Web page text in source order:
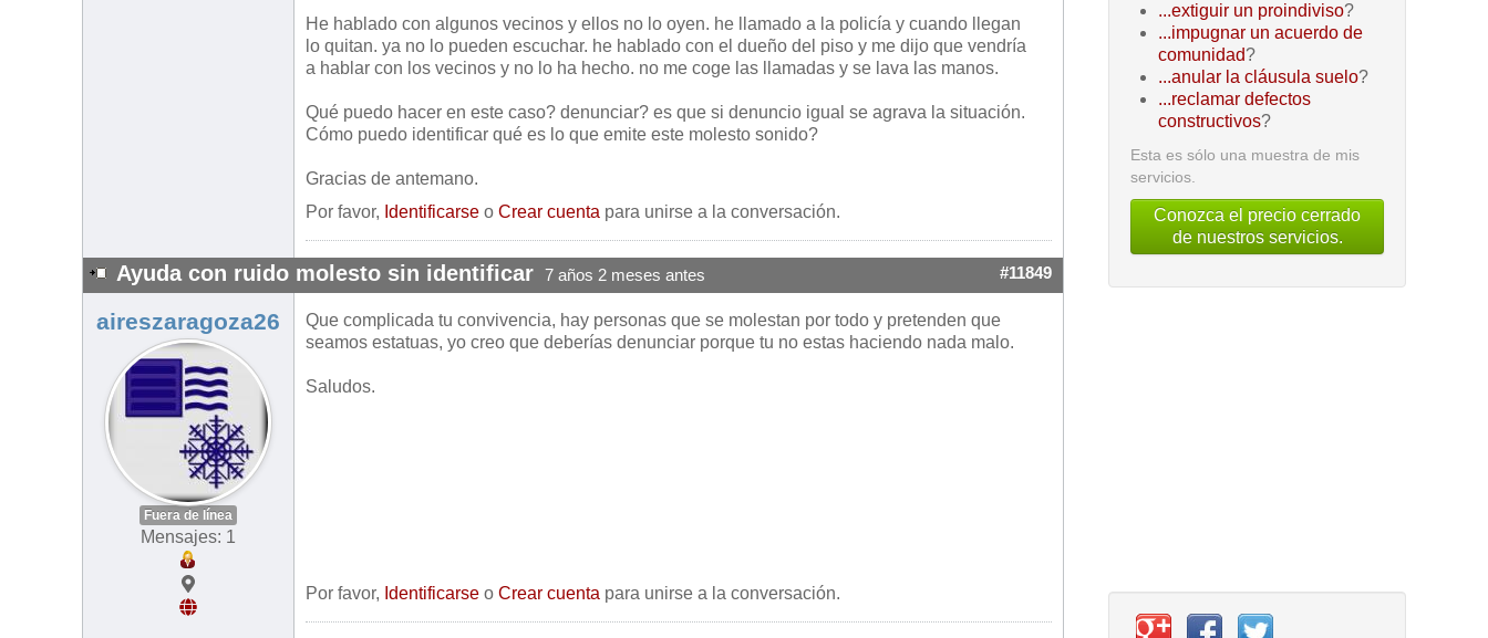
He hablado con algunos vecinos y ellos no lo oyen. he llamado a la policía y cuando llegan
lo quitan. ya no lo pueden escuchar. he hablado con el dueño del piso y me dijo que vendría
a hablar con los vecinos y no lo ha hecho. no me coge las llamadas y se lava las manos.
Qué puedo hacer en este caso? denunciar? es que si denuncio igual se agrava la situación.
Cómo puedo identificar qué es lo que emite este molesto sonido?
Gracias de antemano.
Por favor, Identificarse o Crear cuenta para unirse a la conversación.
Ayuda con ruido molesto sin identificar 7 años 2 meses antes #11849
aireszaragoza26
Fuera de línea
Mensajes: 1
Que complicada tu convivencia, hay personas que se molestan por todo y pretenden que
seamos estatuas, yo creo que deberías denunciar porque tu no estas haciendo nada malo.
Saludos.
Por favor, Identificarse o Crear cuenta para unirse a la conversación.
...extiguir un proindiviso?
...impugnar un acuerdo de
comunidad?
...anular la cláusula suelo?
...reclamar defectos
constructivos?
Esta es sólo una muestra de mis
servicios.
Conozca el precio cerrado
de nuestros servicios.